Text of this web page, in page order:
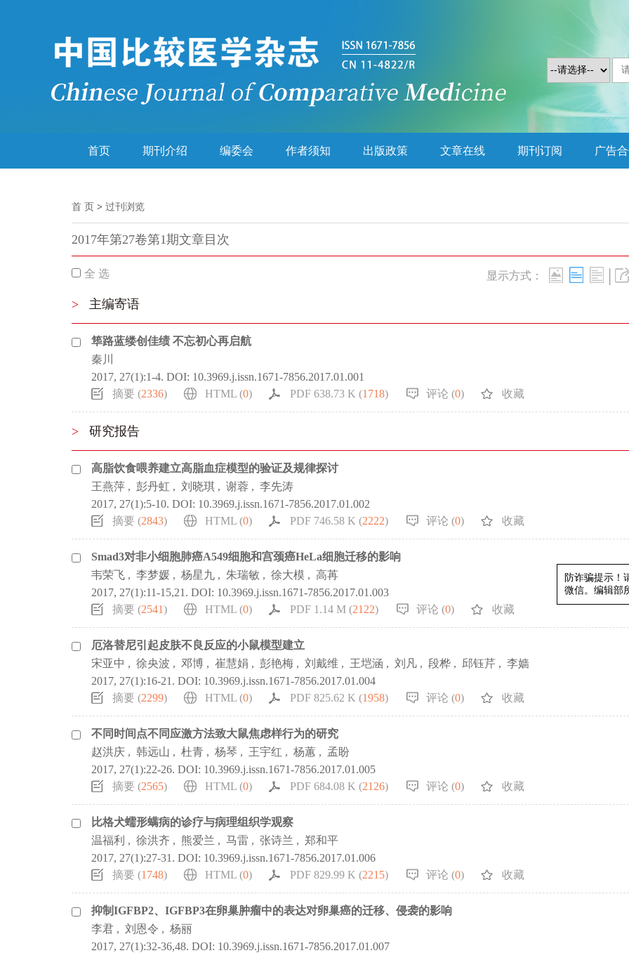
首页 期刊介绍 编委会 作者须知 出版政策 文章在线 期刊订阅 广告
首 页 > 过刊浏览
2017年第27卷第1期文章目次
全 选 显示方式： |
> 主编寄语
筚路蓝缕创佳绩 不忘初心再启航
秦川
2017, 27(1):1-4. DOI: 10.3969.j.issn.1671-7856.2017.01.001
摘要 (2336) HTML (0) PDF 638.73 K (1718) 评论 (0) 收藏
> 研究报告
高脂饮食喂养建立高脂血症模型的验证及规律探讨
王燕萍 , 彭丹虹 , 刘晓琪 , 谢蓉 , 李先涛
2017, 27(1):5-10. DOI: 10.3969.j.issn.1671-7856.2017.01.002
摘要 (2843) HTML (0) PDF 746.58 K (2222) 评论 (0) 收藏
Smad3对非小细胞肺癌A549细胞和宫颈癌HeLa细胞迁移的影响
韦荣飞 , 李梦媛 , 杨星九 , 朱瑞敏 , 徐大模 , 高苒
2017, 27(1):11-15,21. DOI: 10.3969.j.issn.1671-7856.2017.01.003
摘要 (2541) HTML (0) PDF 1.14 M (2122) 评论 (0) 收藏
厄洛替尼引起皮肤不良反应的小鼠模型建立
宋亚中 , 徐央波 , 邓博 , 崔慧娟 , 彭艳梅 , 刘戴维 , 王垲涵 , 刘凡 , 段桦 , 邱钰芹 , 李嫱
2017, 27(1):16-21. DOI: 10.3969.j.issn.1671-7856.2017.01.004
摘要 (2299) HTML (0) PDF 825.62 K (1958) 评论 (0) 收藏
不同时间点不同应激方法致大鼠焦虑样行为的研究
赵洪庆 , 韩远山 , 杜青 , 杨琴 , 王宇红 , 杨蕙 , 孟盼
2017, 27(1):22-26. DOI: 10.3969.j.issn.1671-7856.2017.01.005
摘要 (2565) HTML (0) PDF 684.08 K (2126) 评论 (0) 收藏
比格犬蠕形螨病的诊疗与病理组织学观察
温福利 , 徐洪齐 , 熊爱兰 , 马雷 , 张诗兰 , 郑和平
2017, 27(1):27-31. DOI: 10.3969.j.issn.1671-7856.2017.01.006
摘要 (1748) HTML (0) PDF 829.99 K (2215) 评论 (0) 收藏
抑制IGFBP2、IGFBP3在卵巢肿瘤中的表达对卵巢癌的迁移、侵袭的影响
李君 , 刘恩令 , 杨丽
2017, 27(1):32-36,48. DOI: 10.3969.j.issn.1671-7856.2017.01.007
防诈骗